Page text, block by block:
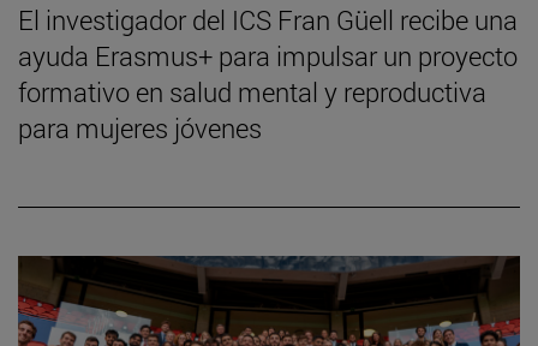
El investigador del ICS Fran Güell recibe una
ayuda Erasmus+ para impulsar un proyecto
formativo en salud mental y reproductiva
para mujeres jóvenes